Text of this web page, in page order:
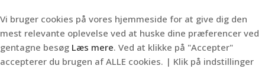
Vi bruger cookies på vores hjemmeside for at give dig den
mest relevante oplevelse ved at huske dine præferencer ved
gentagne besøg Læs mere. Ved at klikke på "Accepter"
accepterer du brugen af ALLE cookies. | Klik på indstillinger